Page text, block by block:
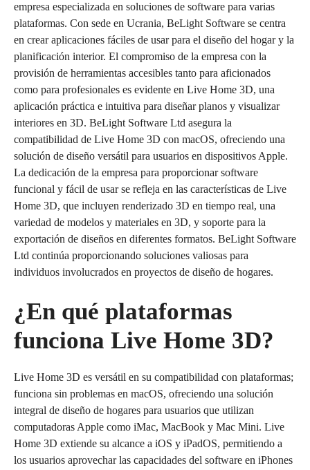
empresa especializada en soluciones de software para varias
plataformas. Con sede en Ucrania, BeLight Software se centra
en crear aplicaciones fáciles de usar para el diseño del hogar y la
planificación interior. El compromiso de la empresa con la
provisión de herramientas accesibles tanto para aficionados
como para profesionales es evidente en Live Home 3D, una
aplicación práctica e intuitiva para diseñar planos y visualizar
interiores en 3D. BeLight Software Ltd asegura la
compatibilidad de Live Home 3D con macOS, ofreciendo una
solución de diseño versátil para usuarios en dispositivos Apple.
La dedicación de la empresa para proporcionar software
funcional y fácil de usar se refleja en las características de Live
Home 3D, que incluyen renderizado 3D en tiempo real, una
variedad de modelos y materiales en 3D, y soporte para la
exportación de diseños en diferentes formatos. BeLight Software
Ltd continúa proporcionando soluciones valiosas para
individuos involucrados en proyectos de diseño de hogares.
¿En qué plataformas
funciona Live Home 3D?
Live Home 3D es versátil en su compatibilidad con plataformas;
funciona sin problemas en macOS, ofreciendo una solución
integral de diseño de hogares para usuarios que utilizan
computadoras Apple como iMac, MacBook y Mac Mini. Live
Home 3D extiende su alcance a iOS y iPadOS, permitiendo a
los usuarios aprovechar las capacidades del software en iPhones